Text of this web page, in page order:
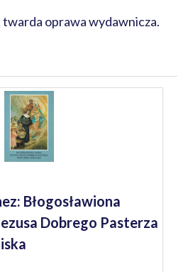
twarda oprawa wydawnicza.
Błogosławiona
Dobrego Pasterza